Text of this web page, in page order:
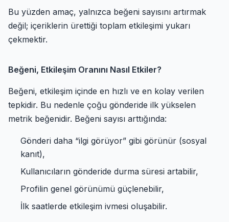
Bu yüzden amaç, yalnızca beğeni sayısını artırmak
değil; içeriklerin ürettiği toplam etkileşimi yukarı
çekmektir.
Beğeni, Etkileşim Oranını Nasıl Etkiler?
Beğeni, etkileşim içinde en hızlı ve en kolay verilen
tepkidir. Bu nedenle çoğu gönderide ilk yükselen
metrik beğenidir. Beğeni sayısı arttığında:
Gönderi daha “ilgi görüyor” gibi görünür (sosyal
kanıt),
Kullanıcıların gönderide durma süresi artabilir,
Profilin genel görünümü güçlenebilir,
İlk saatlerde etkileşim ivmesi oluşabilir.